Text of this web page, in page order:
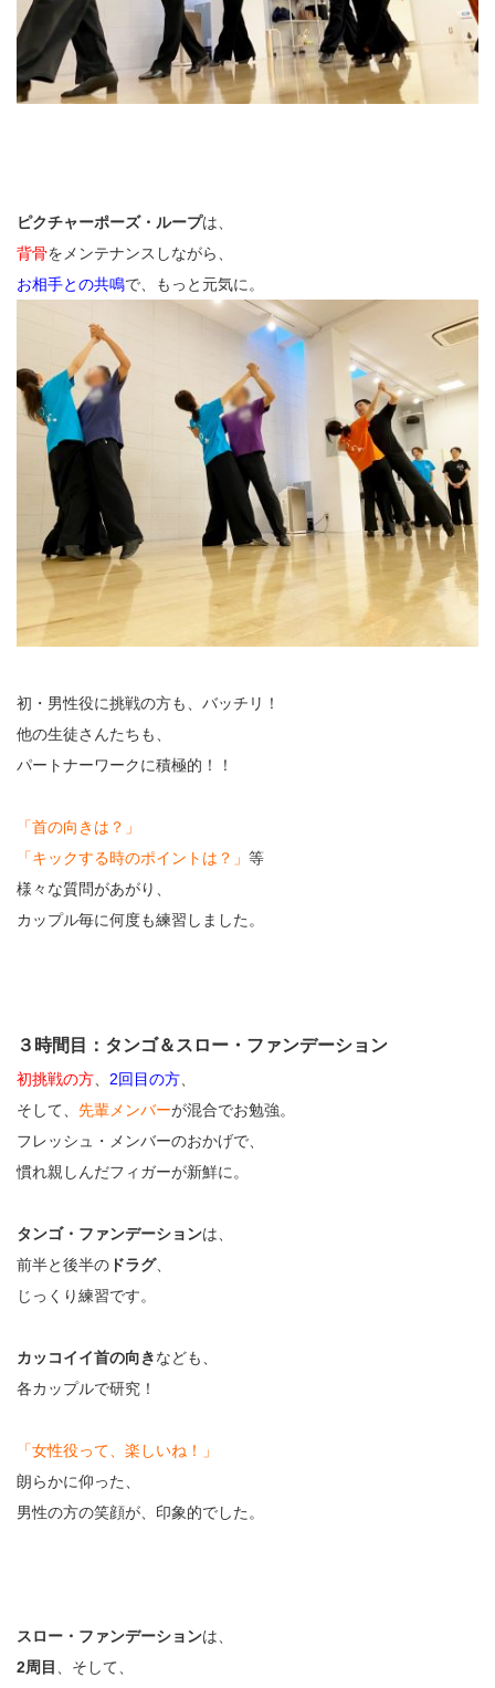
ピクチャーポーズ・ループは、
背骨をメンテナンスしながら、
お相手との共鳴で、もっと元気に。
初・男性役に挑戦の方も、バッチリ！
他の生徒さんたちも、
パートナーワークに積極的！！
「首の向きは？」
「キックする時のポイントは？」 等
様々な質問があがり、
カップル毎に何度も練習しました。
３時間目：タンゴ＆スロー・ファンデーション
初挑戦の方、 2回目の方、
そして、 先輩メンバーが混合でお勉強。
フレッシュ・メンバーのおかげで、
慣れ親しんだフィガーが新鮮に。
タンゴ・ファンデーションは、
前半と後半の ドラグ、
じっくり練習です。
カッコイイ首の向きなども、
各カップルで研究！
「女性役って、楽しいね！」
朗らかに仰った、
男性の方の笑顔が、印象的でした。
スロー・ファンデーションは、
2周目 、そして、